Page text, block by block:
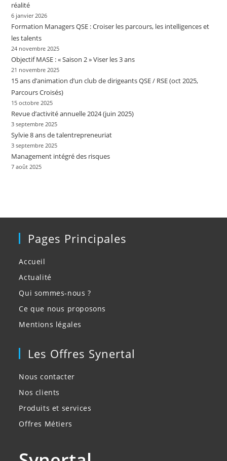
réalité
6 janvier 2026
Formation Managers QSE : Croiser les parcours, les intelligences et
les talents
24 novembre 2025
Objectif MASE : « Saison 2 » Viser les 3 ans
21 novembre 2025
15 ans d’animation d’un club de dirigeants QSE / RSE (oct 2025,
Parcours Croisés)
15 octobre 2025
Revue d’activité annuelle 2024 (juin 2025)
3 septembre 2025
Sylvie 8 ans de talentrepreneuriat
3 septembre 2025
Management intégré des risques
7 août 2025
Pages Principales
Accueil
Actualité
Qui sommes-nous ?
Ce que nous proposons
Mentions légales
Les Offres Synertal
Nous contacter
Nos clients
Produits et services
Offres Métiers